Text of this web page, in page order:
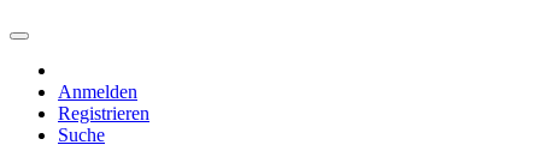
Anmelden
Registrieren
Suche